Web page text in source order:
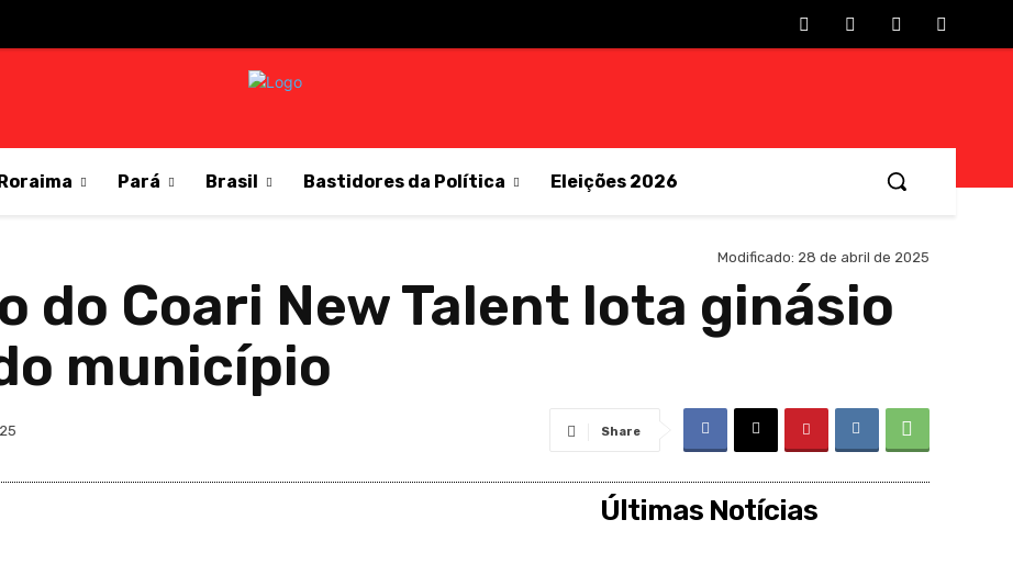
Pará Brasil Bastidores da Política Eleições 2026
Modificado: 28 de abril de 2025
do Coari New Talent lota ginásio
município
Share
Últimas Notícias